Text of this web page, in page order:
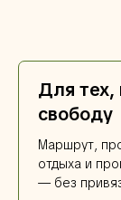
Для тех,
свободу
Маршрут,
отдыха и
— без